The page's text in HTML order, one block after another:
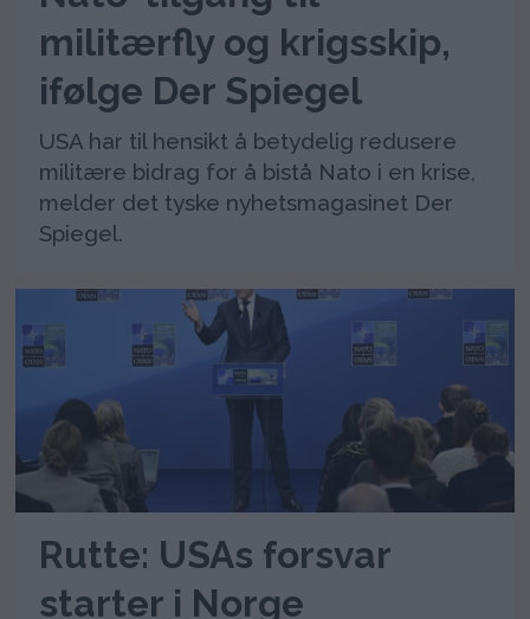
militærfly og krigsskip,
ifølge Der Spiegel
USA har til hensikt å betydelig redusere
militære bidrag for å bistå Nato i en krise,
melder det tyske nyhetsmagasinet Der
Spiegel.
Rutte: USAs forsvar
starter i Norge